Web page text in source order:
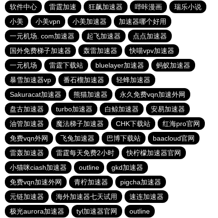
软件中心 雷霆加速 狂飙加速器 哔咔漫画
瑞乐小说
小美
小美vpn 小美加速器
加速器哪个好用
一元机场. com加速器
起飞加速器
点点加速器
国外免费梯子加速器
轰雷加速器
快喵vpv加速器
一元机场
雷霆下载站 bluelayer加速器
蚂蚁加速器
暴雪加速器vp
番石榴加速器
轻蜂加速器
Sakuracat加速器
熊猫加速器
永久免费vqn加速外网
盘古加速器
turbo加速器 白鲸加速器
安易加速器
油管加速器
魔法梯子加速器 CHK下载站
红海pro官网
免费vqn外网
飞兔加速器 巴博下载站
baacloud官网
雷轰加速器
雷霆每天免费2小时
快柠檬加速器官网
小猫咪ciash加速器
outline
gkd加速器
免费vqn加速外网
青柠加速器
pigcha加速器
元链加速器
海外加速器七天试用
速连加速器
极光aurora加速器
tyl加速器官网 outline